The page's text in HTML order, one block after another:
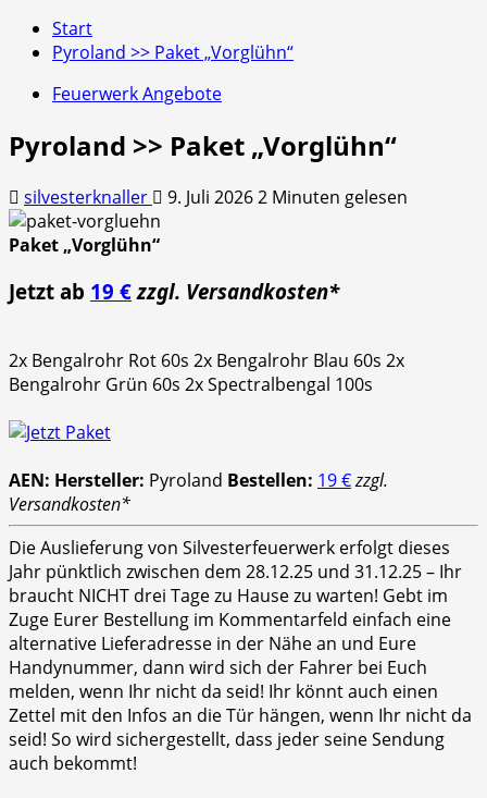
Start
Pyroland >> Paket „Vorglühn“
Feuerwerk Angebote
Pyroland >> Paket „Vorglühn“
silvesterknaller 9. Juli 20262 Minuten gelesen
Paket „Vorglühn“
Jetzt ab 19 € zzgl. Versandkosten*
2x Bengalrohr Rot 60s 2x Bengalrohr Blau 60s 2x
Bengalrohr Grün 60s 2x Spectralbengal 100s
AEN: Hersteller: Pyroland Bestellen: 19 €zzgl.
Versandkosten*
Die Auslieferung von Silvesterfeuerwerk erfolgt dieses
Jahr pünktlich zwischen dem 28.12.25 und 31.12.25 – Ihr
braucht NICHT drei Tage zu Hause zu warten! Gebt im
Zuge Eurer Bestellung im Kommentarfeld einfach eine
alternative Lieferadresse in der Nähe an und Eure
Handynummer, dann wird sich der Fahrer bei Euch
melden, wenn Ihr nicht da seid! Ihr könnt auch einen
Zettel mit den Infos an die Tür hängen, wenn Ihr nicht da
seid! So wird sichergestellt, dass jeder seine Sendung
auch bekommt!